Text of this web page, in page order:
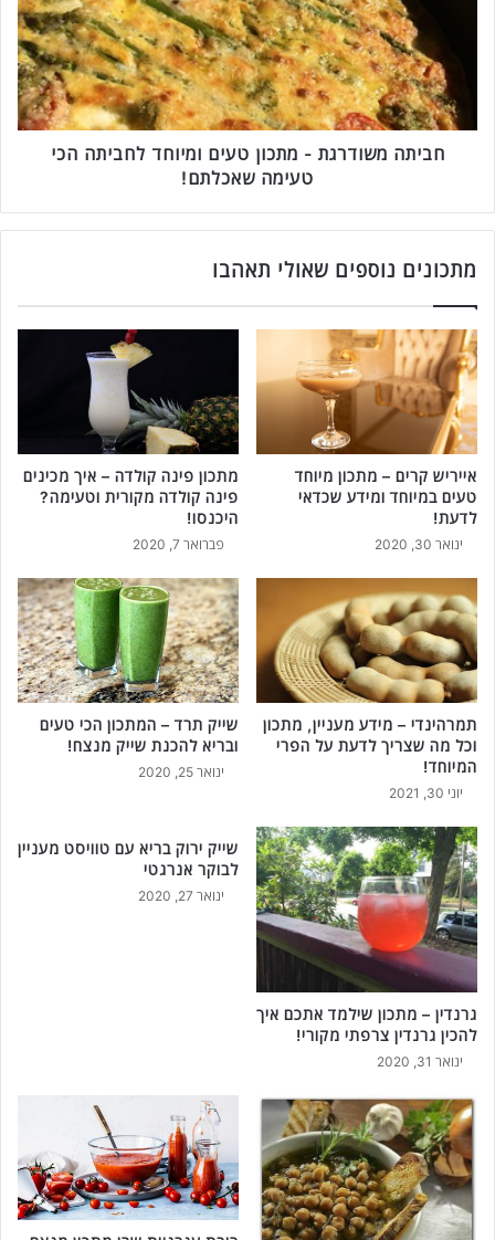
ה
כ
ו
י
ר
י
ז
ו
ט
ו
ב
ל
ת
כ
ח
י
ם
!
ד
ת
ו
ן
ט
ע
י
ם
ו
מ
י
ו
ח
ב
י
ת
ה
ה
כ
י
ע
י
מ
ה
ש
א
כ
ל
ת
ם
חביתה משודרגת - מתכון טעים ומיוחד לחביתה הכי
טעימה שאכלתם!
מתכונים נוספים שאולי תאהבו
אייריש קרים – מתכון מיוחד
טעים במיוחד ומידע שכדאי
לדעת!
ינואר 30, 2020
מתכון פינה קולדה – איך מכינים
פינה קולדה מקורית וטעימה?
היכנסו!
פברואר 7, 2020
תמרהינדי – מידע מעניין, מתכון
וכל מה שצריך לדעת על הפרי
המיוחד!
יוני 30, 2021
שייק תרד – המתכון הכי טעים
ובריא להכנת שייק מנצח!
ינואר 25, 2020
גרנדין – מתכון שילמד אתכם איך
להכין גרנדין צרפתי מקורי!
ינואר 31, 2020
שייק ירוק בריא עם טוויסט מעניין
לבוקר אנרגטי
ינואר 27, 2020